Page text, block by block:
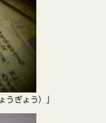
うぎょう）」